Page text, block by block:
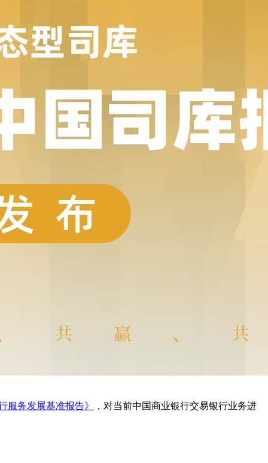
服务发展基准报告》 ，对当前中国商业银行交易银行业务进